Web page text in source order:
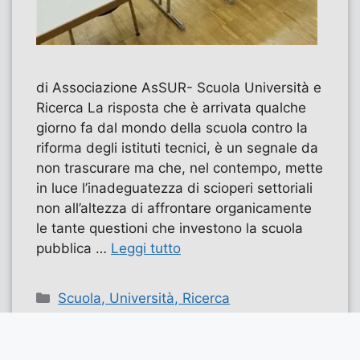
di Associazione AsSUR- Scuola Università e
Ricerca La risposta che è arrivata qualche
giorno fa dal mondo della scuola contro la
riforma degli istituti tecnici, è un segnale da
non trascurare ma che, nel contempo, mette
in luce l’inadeguatezza di scioperi settoriali
non all’altezza di affrontare organicamente
le tante questioni che investono la scuola
pubblica … Leggi tutto
Categorie
Scuola, Università, Ricerca